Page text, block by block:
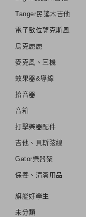
Tanger民謠木吉他
電子數位薩克斯風
烏克麗麗
麥克風、耳機
效果器&導線
拾音器
音箱
打擊樂器配件
吉他、貝斯弦線
Gator樂器架
保養、清潔用品
旗艦好學生
未分類